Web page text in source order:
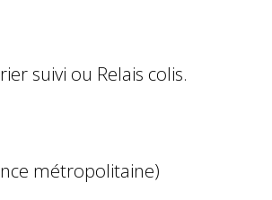
suivi ou Relais colis.
métropolitaine)